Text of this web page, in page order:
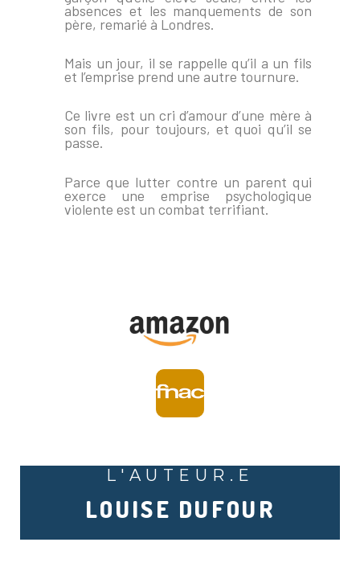
absences et les manquements de son
père, remarié à Londres.
Mais un jour, il se rappelle qu’il a un fils
et l’emprise prend une autre tournure.
Ce livre est un cri d’amour d’une mère à
son fils, pour toujours, et quoi qu’il se
passe.
Parce que lutter contre un parent qui
exerce une emprise psychologique
violente est un combat terrifiant.
L'AUTEUR.E
LOUISE DUFOUR